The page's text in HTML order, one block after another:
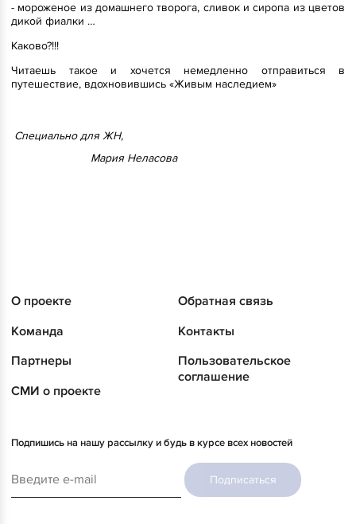
- мороженое из домашнего творога, сливок и сиропа из цветов
дикой фиалки …
Каково?!!!
Читаешь такое и хочется немедленно отправиться в
путешествие, вдохновившись «Живым наследием»
Специально для ЖН,
Мария Неласова
О проекте
Команда
Партнеры
СМИ о проекте
Обратная связь
Контакты
Пользовательское
соглашение
Подпишись на нашу рассылку и будь в курсе всех новостей
Подписаться